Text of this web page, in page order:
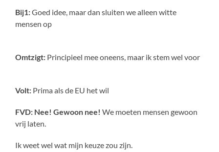
Bij1:Goed idee, maar dan sluiten we alleen witte
mensen op
Omtzigt: Principieel mee oneens, maar ik stem wel voor
Volt: Prima als de EU het wil
FVD: Nee! Gewoon nee! We moeten mensen gewoon
vrij laten.
Ik weet wel wat mijn keuze zou zijn.